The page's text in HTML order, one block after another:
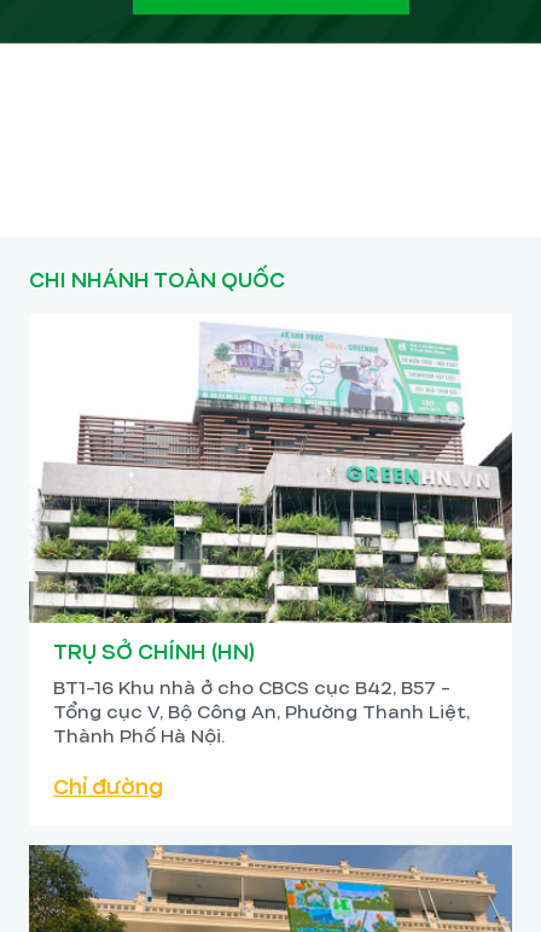
CHI NHÁNH TOÀN QUỐC
TRỤ SỞ CHÍNH (HN)
BT1-16 Khu nhà ở cho CBCS cục B42, B57 -
Tổng cục V, Bộ Công An, Phường Thanh Liệt,
Thành Phố Hà Nội.
Chỉ đường